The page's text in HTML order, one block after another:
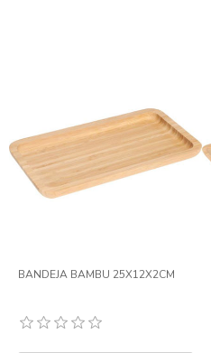
BANDEJA BAMBU 25X12X2CM